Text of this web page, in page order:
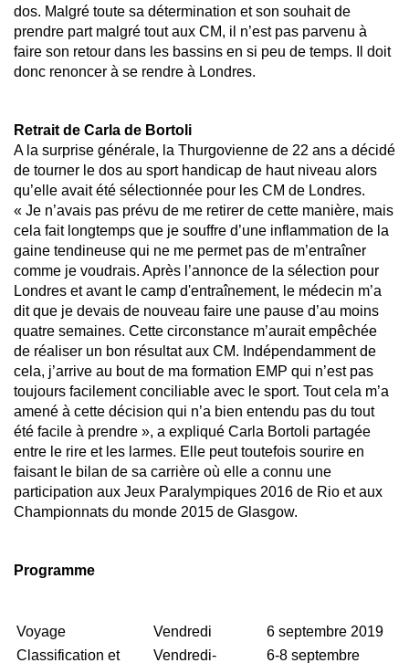
dos. Malgré toute sa détermination et son souhait de
prendre part malgré tout aux CM, il n’est pas parvenu à
faire son retour dans les bassins en si peu de temps. Il doit
donc renoncer à se rendre à Londres.
Retrait de Carla de Bortoli
A la surprise générale, la Thurgovienne de 22 ans a décidé
de tourner le dos au sport handicap de haut niveau alors
qu’elle avait été sélectionnée pour les CM de Londres.
« Je n’avais pas prévu de me retirer de cette manière, mais
cela fait longtemps que je souffre d’une inflammation de la
gaine tendineuse qui ne me permet pas de m’entraîner
comme je voudrais. Après l’annonce de la sélection pour
Londres et avant le camp d'entraînement, le médecin m’a
dit que je devais de nouveau faire une pause d’au moins
quatre semaines. Cette circonstance m’aurait empêchée
de réaliser un bon résultat aux CM. Indépendamment de
cela, j’arrive au bout de ma formation EMP qui n’est pas
toujours facilement conciliable avec le sport. Tout cela m’a
amené à cette décision qui n’a bien entendu pas du tout
été facile à prendre », a expliqué Carla Bortoli partagée
entre le rire et les larmes. Elle peut toutefois sourire en
faisant le bilan de sa carrière où elle a connu une
participation aux Jeux Paralympiques 2016 de Rio et aux
Championnats du monde 2015 de Glasgow.
Programme
Voyage Vendredi
6 septembre 2019
Classification et
Vendredi- 6-8 septembre